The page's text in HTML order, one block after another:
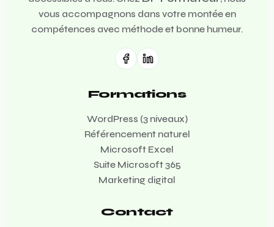
vous accompagnons dans votre montée en
compétences avec méthode et bonne humeur.
Formations
WordPress (3 niveaux)
Référencement naturel
Microsoft Excel
Suite Microsoft 365
Marketing digital
Contact